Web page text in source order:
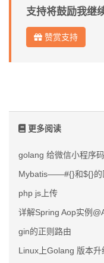
支持将鼓励我继
赞赏支持
更多阅读
golang 给微信小程序
Mybatis——#{}和${}的
php js上传
详解Spring Aop实例
gin的正则路由
Linux上Golang 版本升